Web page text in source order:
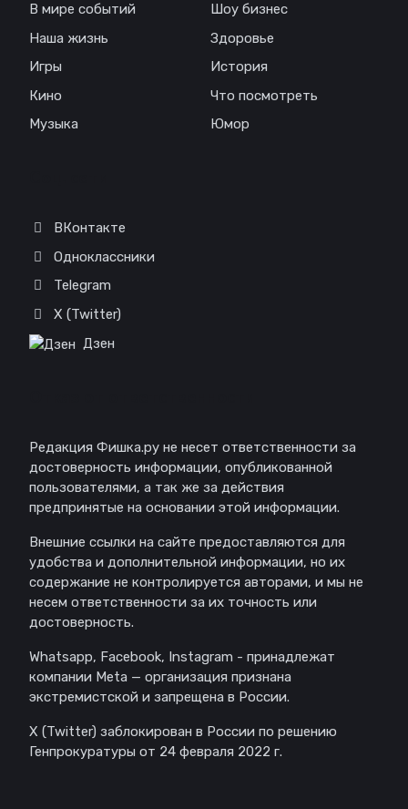
В мире событий
Наша жизнь
Игры
Кино
Музыка
Шоу бизнес
Здоровье
История
Что посмотреть
Юмор
ВКонтакте
Одноклассники
Telegram
X (Twitter)
Дзен
Редакция Фишка.ру не несет ответственности за
достоверность информации, опубликованной
пользователями, а так же за действия
предпринятые на основании этой информации.
Внешние ссылки на сайте предоставляются для
удобства и дополнительной информации, но их
содержание не контролируется авторами, и мы не
несем ответственности за их точность или
достоверность.
Whatsapp, Facebook, Instagram - принадлежат
компании Meta — организация признана
экстремистской и запрещена в России.
X (Twitter) заблокирован в России по решению
Генпрокуратуры от 24 февраля 2022 г.